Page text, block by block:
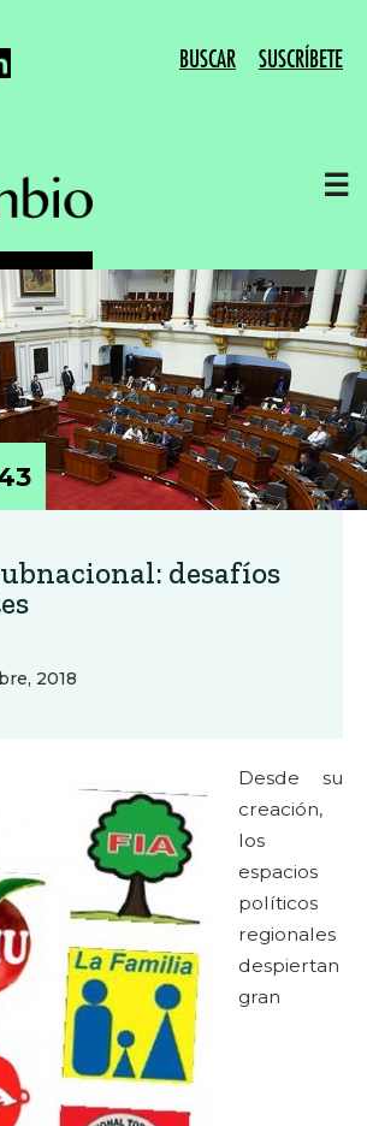
BUSCAR SUSCRÍBETE
☰
desafíos
2018
Desde su
creación,
los
espacios
políticos
regionales
despiertan
gran